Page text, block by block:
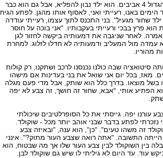
באפריל הקרוב ימלאו לבני הגדול 4 אביבים. הוא ילד נבון להפליא, אבל גם הוא כבר
באנו, רעייתי ואני, לאסוף אותו מהגן. לפתע הגיח
שחור מגעיל". בני התכנס לתוך עצמו, רעייתי עודדה
הוא פרץ בבכי ורעייתי בעקבותיו. "אני בוכה על חוסר
לאחר שניגבה את דמעותיה ביקשה לחזור לגן
עמדה מול המעליב ודמעותיה לא חדלו לזלוג. למחרת
מהוריו.
שבה כולנו נכנסנו לרכב ושתקנו, רק קולות
מאז, בכל יום אני שואל את בני בעדינות אם מישהו
בשל מוצאו. בדרך כלל הוא שותק, אבל מדי פעם מגלה
הפתיע אותי, "אבא, שחור זה חושך, זה צבע לא יפה
עורנו יפה. גייסתי את כל הסופרלטיבים שיכולתי
לפתע בדבר שבני אוהב יותר מכל - שוקולד.
זה משהו טעים". "כן", הוא ענה, "ובאיזה צבע
התשובה. "אתה רואה שצבע העור מתוק?". אינני
בין השוקולד לבין צבע העור שלו אך מה שבטוח, הוא
עוד. עד היום לא גיליתי לו שיש גם שוקולד לבן.